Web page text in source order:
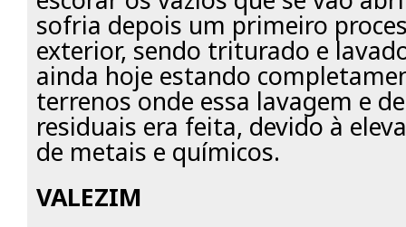
sofria depois um primeiro
exterior, sendo triturado e
ainda hoje estando
terrenos onde essa lavagem e
residuais era feita, devido à
de metais e químicos.
VALEZIM